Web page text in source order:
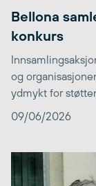
Bellona
konkurs
og
ydmykt for
09/06/2026